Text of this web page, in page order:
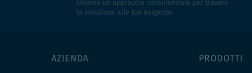
Usiamo un approccio consulenziale per trovare
la soluzione alle tue esigenze.
AZIENDA PRODOTTI